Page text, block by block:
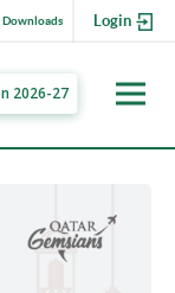
Login
Downloads
2026-27